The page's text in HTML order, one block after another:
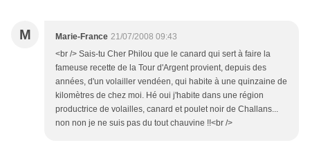
M Marie-France 21/07/2008 09:43
<br /> Sais-tu Cher Philou que le canard qui sert à faire la
fameuse recette de la Tour d'Argent provient, depuis des
années, d'un volailler vendéen, qui habite à une quinzaine de
kilomètres de chez moi. Hé oui j'habite dans une région
productrice de volailles, canard et poulet noir de Challans...
non non je ne suis pas du tout chauvine !!<br />